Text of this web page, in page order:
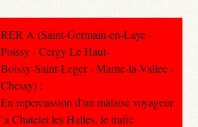
RER A (Saint-Germain-en-Laye -
Poissy - Cergy Le Haut-
Boissy-Saint-Leger - Marne-la-Vallee -
Chessy) :
En repercussion d'un malaise voyageur
`a Chatelet les Halles, le trafic